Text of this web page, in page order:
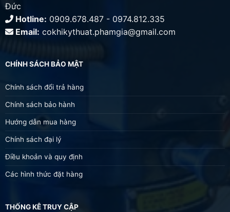
Đức
Hotline: 0909.678.487 - 0974.812.335
Email: cokhikythuat.phamgia@gmail.com
CHÍNH SÁCH BẢO MẬT
Chính sách đổi trả hàng
Chính sách bảo hành
Hướng dẫn mua hàng
Chính sách đại lý
Điều khoản và quy định
Các hình thức đặt hàng
THỐNG KÊ TRUY CẬP